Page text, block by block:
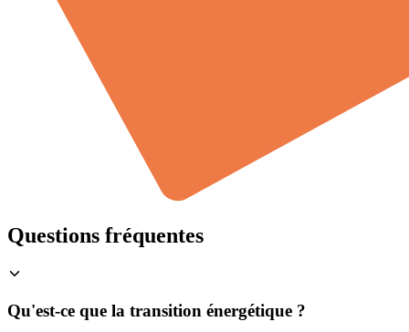
Questions fréquentes
Qu'est-ce que la transition énergétique ?